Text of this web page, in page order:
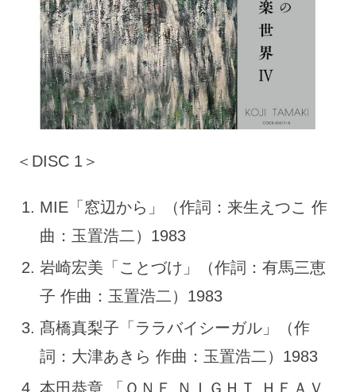
＜DISC 1＞
MIE「窓辺から」（作詞：来生えつこ 作
曲：玉置浩二）1983
岩崎宏美「ことづけ」（作詞：有馬三恵
子 作曲：玉置浩二）1983
髙橋真梨子「ララバイシーガル」（作
詞：大津あきら 作曲：玉置浩二）1983
本田恭章 「ＯＮＥ ＮＩＧＨＴ ＨＥＡＶ